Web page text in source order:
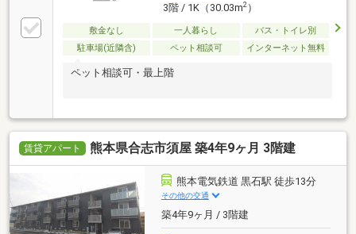
3階 / 1K（30.03m2）
敷金なし 一人暮らし
バス・トイレ別
駐車場(近隣含)
ペット相談可 インターネット無料
ペット相談可・最上階
賃貸アパート 熊本県合志市須屋 築4年9ヶ月 3階建
熊本電気鉄道 黒石駅 徒歩13分
その他の交通
築4年9ヶ月 / 3階建